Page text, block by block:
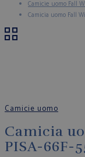
Camicie uomo Fall
Camicia uomo Fall
Camicie uomo
Camicia
PISA-66F-